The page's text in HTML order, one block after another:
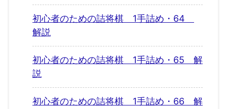
初心者のための詰将棋 1手詰め・64
解説
初心者のための詰将棋 1手詰め・65 解
説
初心者のための詰将棋 1手詰め・66 解